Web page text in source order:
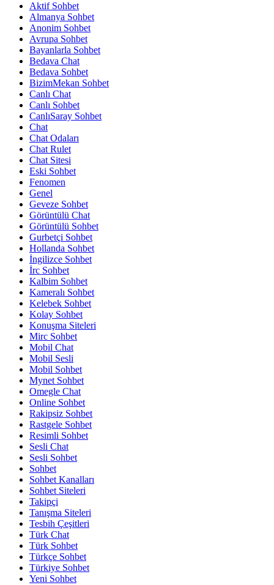
Aktif Sohbet
Almanya Sohbet
Anonim Sohbet
Avrupa Sohbet
Bayanlarla Sohbet
Bedava Chat
Bedava Sohbet
BizimMekan Sohbet
Canlı Chat
Canlı Sohbet
CanlıSaray Sohbet
Chat
Chat Odaları
Chat Rulet
Chat Sitesi
Eski Sohbet
Fenomen
Genel
Geveze Sohbet
Görüntülü Chat
Görüntülü Sohbet
Gurbetçi Sohbet
Hollanda Sohbet
İngilizce Sohbet
İrc Sohbet
Kalbim Sohbet
Kameralı Sohbet
Kelebek Sohbet
Kolay Sohbet
Konuşma Siteleri
Mirc Sohbet
Mobil Chat
Mobil Sesli
Mobil Sohbet
Mynet Sohbet
Omegle Chat
Online Sohbet
Rakipsiz Sohbet
Rastgele Sohbet
Resimli Sohbet
Sesli Chat
Sesli Sohbet
Sohbet
Sohbet Kanalları
Sohbet Siteleri
Takipçi
Tanışma Siteleri
Tesbih Çeşitleri
Türk Chat
Türk Sohbet
Türkçe Sohbet
Türkiye Sohbet
Yeni Sohbet